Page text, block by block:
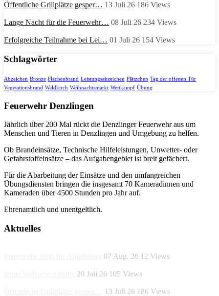
Öffentliche Grillplätze gesper… 13 Juli 26 186 Views
Lange Nacht für die Feuerwehr… 08 Juli 26 234 Views
Erfolgreiche Teilnahme bei Lei… 01 Juli 26 154 Views
Schlagwörter
Abzeichen Bronze Flächenbrand Leistungsabzeichen Plätzchen Tag der offenen Tür
Vegetationsbrand Waldkirch Weihnachtsmarkt Wettkampf Übung
Feuerwehr Denzlingen
Jährlich über 200 Mal rückt die Denzlinger Feuerwehr aus um
Menschen und Tieren in Denzlingen und Umgebung zu helfen.
Ob Brandeinsätze, Technische Hilfeleistungen, Unwetter- oder
Gefahrstoffeinsätze – das Aufgabengebiet ist breit gefächert.
Für die Abarbeitung der Einsätze und den umfangreichen
Übungsdiensten bringen die insgesamt 70 Kameradinnen und
Kameraden über 4500 Stunden pro Jahr auf.
Ehrenamtlich und unentgeltlich.
Aktuelles
07 Aug. 26 12 Views
20 Juli 26 105 Views
13 Juli 26 186 Views